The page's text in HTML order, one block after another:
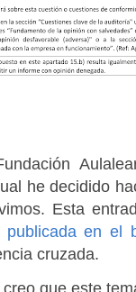
he decidido
Esta
publicada en el
cruzada.
que este